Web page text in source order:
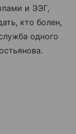
и ЭЭГ,
кто болен,
одного